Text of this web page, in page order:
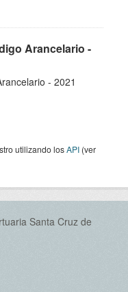
Arancelario -
- 2021
utilizando losAPI (ver
Santa Cruz de